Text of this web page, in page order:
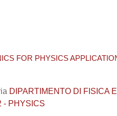
FOR PHYSICS
DIPARTIMENTO DI FISICA
- PHYSICS